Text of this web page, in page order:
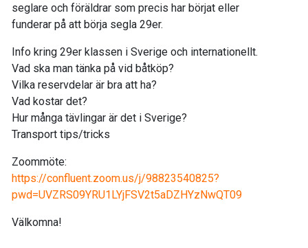
seglare och föräldrar som precis har börjat eller
funderar på att börja segla 29er.
Info kring 29er klassen i Sverige och internationellt.
Vad ska man tänka på vid båtköp?
Vilka reservdelar är bra att ha?
Vad kostar det?
Hur många tävlingar är det i Sverige?
Transport tips/tricks
Zoommöte:
https://confluent.zoom.us/j/98823540825?
pwd=UVZRS09YRU1LYjFSV2t5aDZHYzNwQT09
Välkomna!